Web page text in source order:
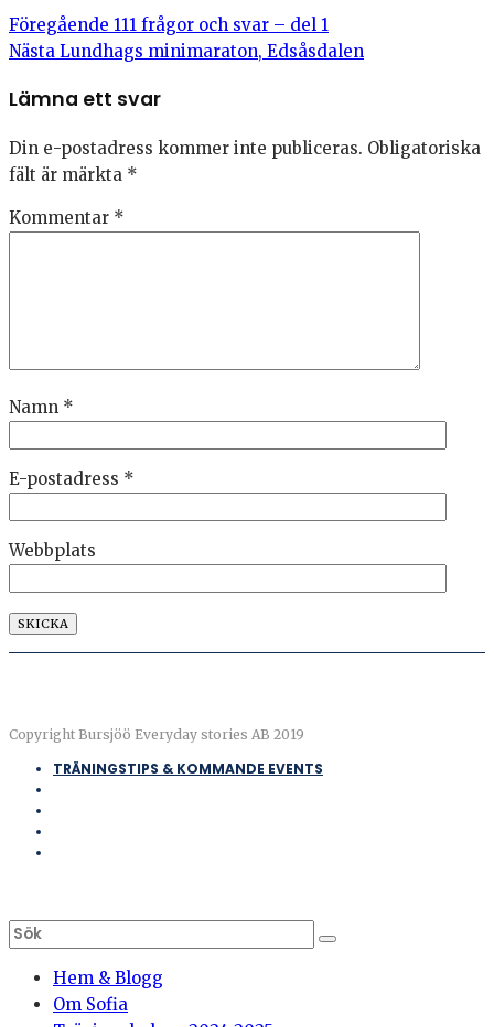
Föregående 111 frågor och svar – del 1
Nästa Lundhags minimaraton, Edsåsdalen
Lämna ett svar
Din e-postadress kommer inte publiceras. Obligatoriska
fält är märkta *
Kommentar *
Namn *
E-postadress *
Webbplats
Copyright Bursjöö Everyday stories AB 2019
TRÄNINGSTIPS & KOMMANDE EVENTS
Hem & Blogg
Om Sofia